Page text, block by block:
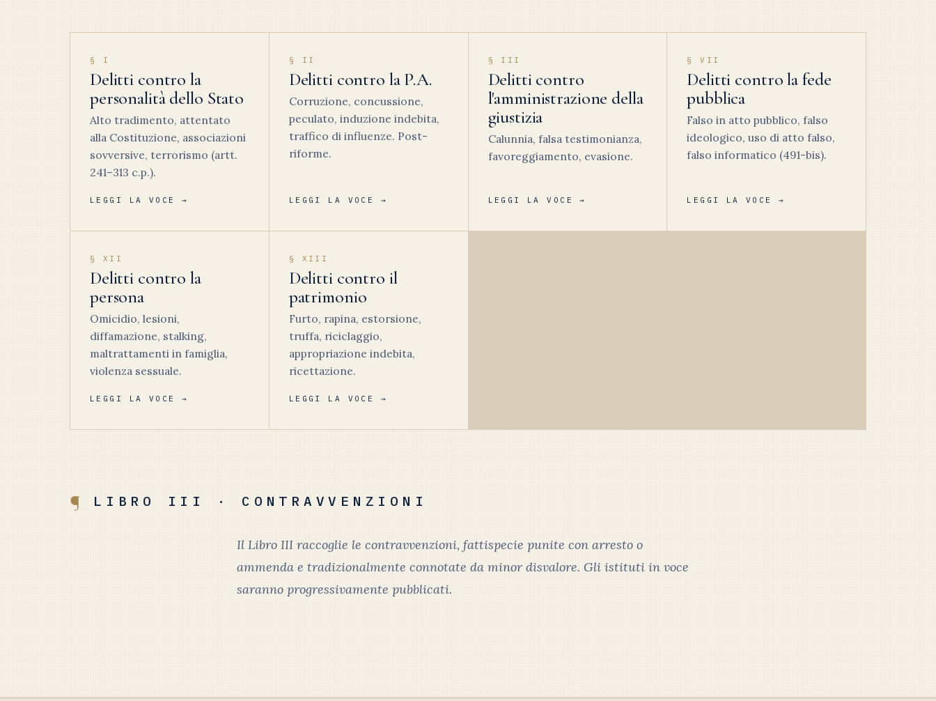
§ I
Delitti contro la
personalità dello Stato
Alto tradimento, attentato
alla Costituzione, associazioni
sovversive, terrorismo (artt.
241–313 c.p.).
LEGGI LA VOCE →
§ II
Delitti contro la P.A.
Corruzione, concussione,
peculato, induzione indebita,
traffico di influenze. Post-
riforme.
LEGGI LA VOCE →
§ III
Delitti contro
l'amministrazione della
giustizia
Calunnia, falsa testimonianza,
favoreggiamento, evasione.
LEGGI LA VOCE →
§ VII
Delitti contro la fede
pubblica
Falso in atto pubblico, falso
ideologico, uso di atto falso,
falso informatico (491-bis).
LEGGI LA VOCE →
§ XII
Delitti contro la
persona
Omicidio, lesioni,
diffamazione, stalking,
maltrattamenti in famiglia,
violenza sessuale.
LEGGI LA VOCE →
§ XIII
Delitti contro il
patrimonio
Furto, rapina, estorsione,
truffa, riciclaggio,
appropriazione indebita,
ricettazione.
LEGGI LA VOCE →
¶ LIBRO III · CONTRAVVENZIONI
Il Libro III raccoglie le contravvenzioni, fattispecie punite con arresto o
ammenda e tradizionalmente connotate da minor disvalore. Gli istituti in voce
saranno progressivamente pubblicati.